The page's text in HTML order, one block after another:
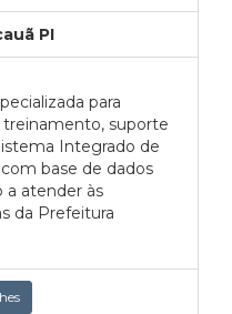
PI
para
suporte
Integrado de
base de dados
a atender às
da Prefeitura